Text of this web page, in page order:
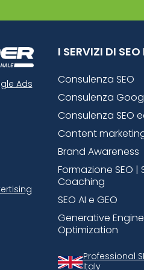
Ads
I SERVIZI DI SEO
Consulenza SEO
Consulenza
Consulenza SEO
Content
Brand Awareness
Formazione SEO |
Coaching
SEO AI e GEO
Generative Engine
Optimization
Professional
Italy